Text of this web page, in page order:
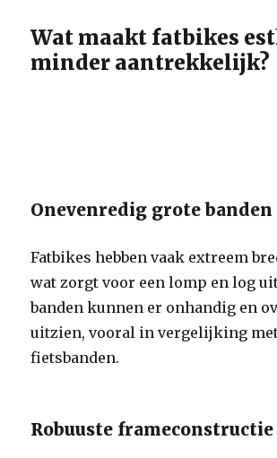
Wat maakt fatbikes
minder aantrekkelijk?
Onevenredig grote banden
Fatbikes hebben vaak extreem
wat zorgt voor een lomp en log
banden kunnen er onhandig en
uitzien, vooral in vergelijking
fietsbanden.
Robuuste frameconstructie